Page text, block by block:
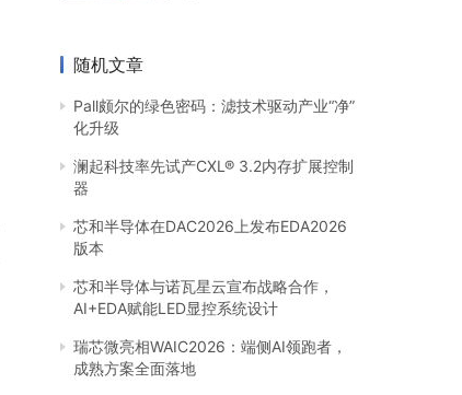
随机文章
Pall颇尔的绿色密码：滤技术驱动产业“净”
化升级
澜起科技率先试产CXL® 3.2内存扩展控制
器
芯和半导体在DAC2026上发布EDA2026
版本
芯和半导体与诺瓦星云宣布战略合作，
AI+EDA赋能LED显控系统设计
瑞芯微亮相WAIC2026：端侧AI领跑者，
成熟方案全面落地